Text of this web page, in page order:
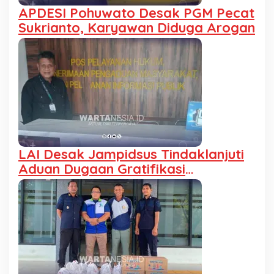
APDESI Pohuwato Desak PGM Pecat
Sukrianto, Karyawan Diduga Arogan
LAI Desak Jampidsus Tindaklanjuti
Aduan Dugaan Gratifikasi
Pengalihan IUP KUD Dharma Tani